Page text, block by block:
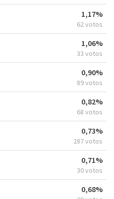
1,17%
62 votos
1,06%
33 votos
0,90%
89 votos
0,82%
68 votos
0,73%
287 votos
0,71%
30 votos
0,68%